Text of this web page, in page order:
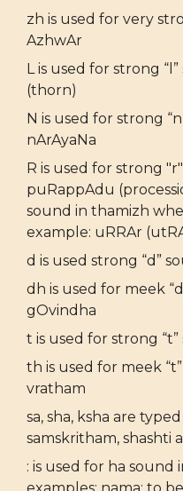
zh is used for very
AzhwAr
L is used for strong
(thorn)
N is used for strong
nArAyaNa
R is used for strong
puRappAdu
sound in thamizh
example: uRRAr
d is used strong “d”
dh is used for meek
gOvindha
t is used for strong
th is used for meek
vratham
sa, sha, ksha are
samskritham, shashti
: is used for ha sound